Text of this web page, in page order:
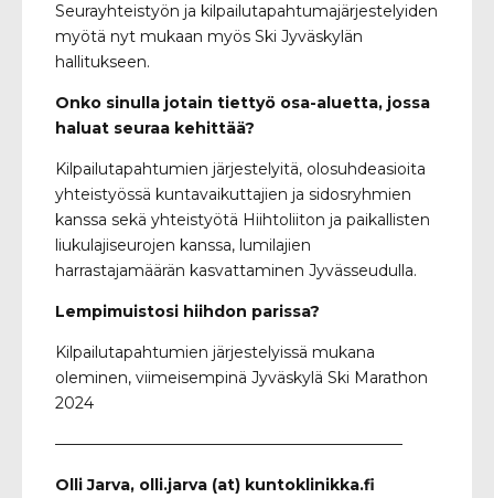
Seurayhteistyön ja kilpailutapahtumajärjestelyiden
myötä nyt mukaan myös Ski Jyväskylän
hallitukseen.
Onko sinulla jotain tiettyö osa-aluetta, jossa
haluat seuraa kehittää?
Kilpailutapahtumien järjestelyitä, olosuhdeasioita
yhteistyössä kuntavaikuttajien ja sidosryhmien
kanssa sekä yhteistyötä Hiihtoliiton ja paikallisten
liukulajiseurojen kanssa, lumilajien
harrastajamäärän kasvattaminen Jyvässeudulla.
Lempimuistosi hiihdon parissa?
Kilpailutapahtumien järjestelyissä mukana
oleminen, viimeisempinä Jyväskylä Ski Marathon
2024
——————————————————————–
Olli Jarva, olli.jarva (at) kuntoklinikka.fi